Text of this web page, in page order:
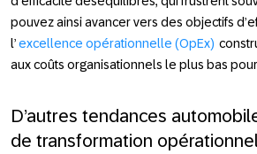
pouvez ainsi avancer vers des objectifs
l’excellence opérationnelle (OpEx)
aux coûts organisationnels le plus bas
D’autres tendances
de transformation